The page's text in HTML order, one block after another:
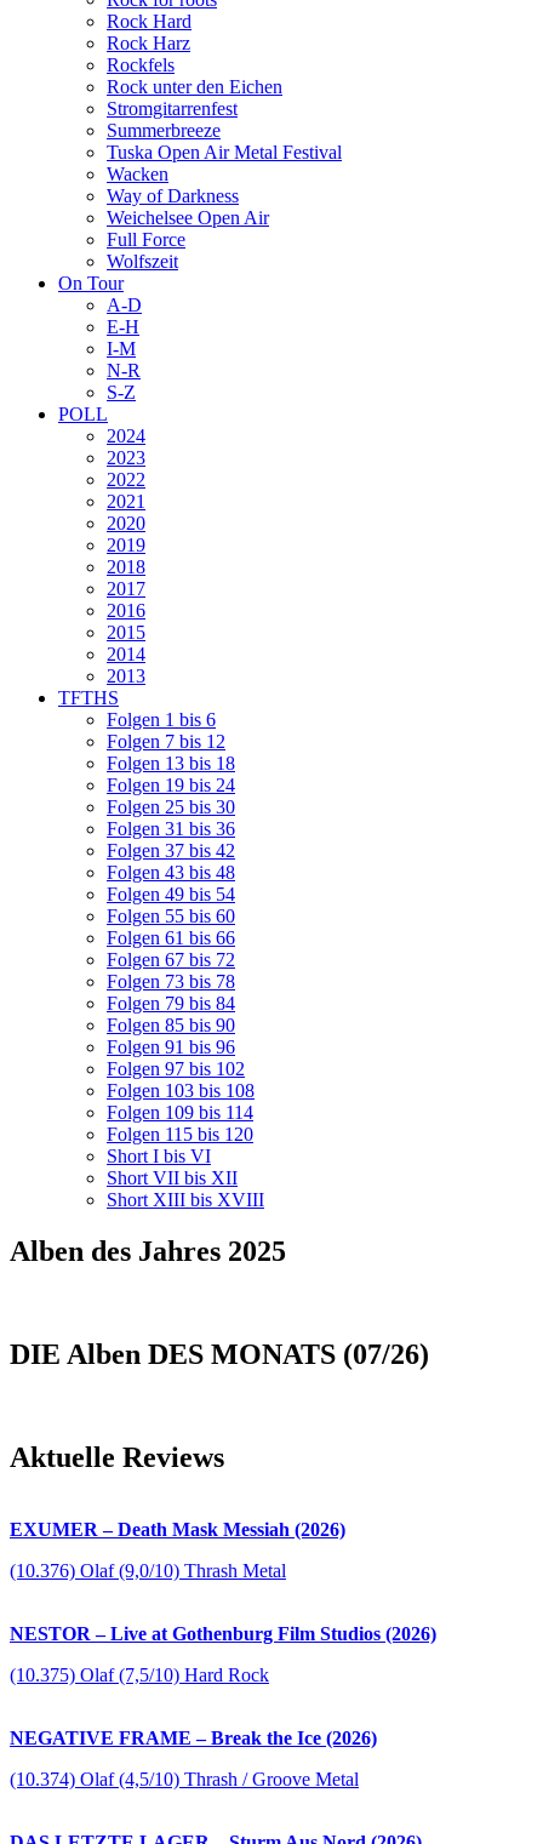
Rock Hard
Rock Harz
Rockfels
Rock unter den Eichen
Stromgitarrenfest
Summerbreeze
Tuska Open Air Metal Festival
Wacken
Way of Darkness
Weichelsee Open Air
Full Force
Wolfszeit
On Tour
A-D
E-H
I-M
N-R
S-Z
POLL
2024
2023
2022
2021
2020
2019
2018
2017
2016
2015
2014
2013
TFTHS
Folgen 1 bis 6
Folgen 7 bis 12
Folgen 13 bis 18
Folgen 19 bis 24
Folgen 25 bis 30
Folgen 31 bis 36
Folgen 37 bis 42
Folgen 43 bis 48
Folgen 49 bis 54
Folgen 55 bis 60
Folgen 61 bis 66
Folgen 67 bis 72
Folgen 73 bis 78
Folgen 79 bis 84
Folgen 85 bis 90
Folgen 91 bis 96
Folgen 97 bis 102
Folgen 103 bis 108
Folgen 109 bis 114
Folgen 115 bis 120
Short I bis VI
Short VII bis XII
Short XIII bis XVIII
Alben des Jahres 2025
DIE Alben DES MONATS (07/26)
Aktuelle Reviews
EXUMER – Death Mask Messiah (2026)
(10.376) Olaf (9,0/10) Thrash Metal
NESTOR – Live at Gothenburg Film Studios (2026)
(10.375) Olaf (7,5/10) Hard Rock
NEGATIVE FRAME – Break the Ice (2026)
(10.374) Olaf (4,5/10) Thrash / Groove Metal